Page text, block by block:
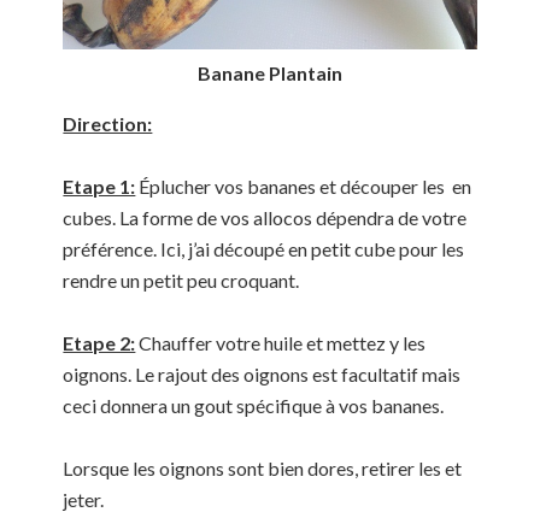
Banane Plantain
Direction:
Etape 1: Éplucher vos bananes et découper les en
cubes. La forme de vos allocos dépendra de votre
préférence. Ici, j’ai découpé en petit cube pour les
rendre un petit peu croquant.
Etape 2:Chauffer votre huile et mettez y les
oignons. Le rajout des oignons est facultatif mais
ceci donnera un gout spécifique à vos bananes.
Lorsque les oignons sont bien dores, retirer les et
jeter.